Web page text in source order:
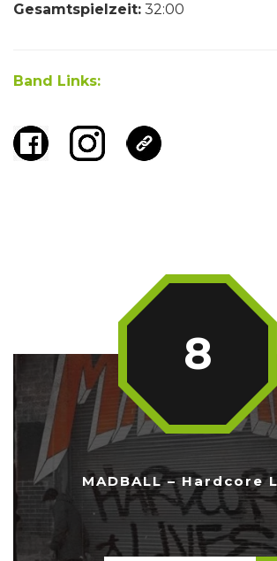
Gesamtspielzeit: 32:00
Band Links:
MADBALL – Hardcore
8
...